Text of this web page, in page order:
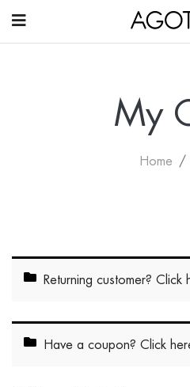
My
Home
Returning customer? Click
Have a coupon? Click